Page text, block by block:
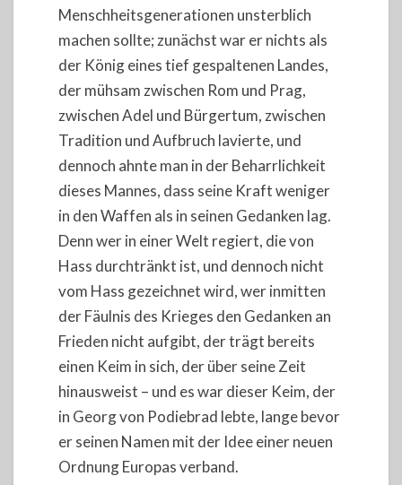
Menschheitsgenerationen unsterblich
machen sollte; zunächst war er nichts als
der König eines tief gespaltenen Landes,
der mühsam zwischen Rom und Prag,
zwischen Adel und Bürgertum, zwischen
Tradition und Aufbruch lavierte, und
dennoch ahnte man in der Beharrlichkeit
dieses Mannes, dass seine Kraft weniger
in den Waffen als in seinen Gedanken lag.
Denn wer in einer Welt regiert, die von
Hass durchtränkt ist, und dennoch nicht
vom Hass gezeichnet wird, wer inmitten
der Fäulnis des Krieges den Gedanken an
Frieden nicht aufgibt, der trägt bereits
einen Keim in sich, der über seine Zeit
hinausweist – und es war dieser Keim, der
in Georg von Podiebrad lebte, lange bevor
er seinen Namen mit der Idee einer neuen
Ordnung Europas verband.